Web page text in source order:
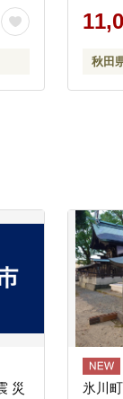
減
袋
ンフ
不揃
秋田
災
氷川